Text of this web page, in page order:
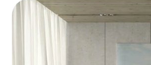
מקום של מקצוענים על לב טוב ורצון אדיר
לתת מענה לכל לקוח. אצלם מצאתי את